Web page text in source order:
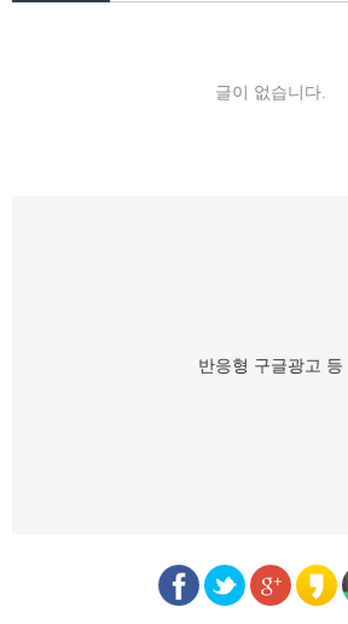
글이 없습니다.
반응형 구글광고 등